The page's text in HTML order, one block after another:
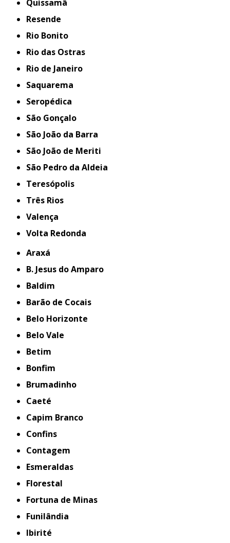
Quissamã
Resende
Rio Bonito
Rio das Ostras
Rio de Janeiro
Saquarema
Seropédica
São Gonçalo
São João da Barra
São João de Meriti
São Pedro da Aldeia
Teresópolis
Três Rios
Valença
Volta Redonda
Araxá
B. Jesus do Amparo
Baldim
Barão de Cocais
Belo Horizonte
Belo Vale
Betim
Bonfim
Brumadinho
Caeté
Capim Branco
Confins
Contagem
Esmeraldas
Florestal
Fortuna de Minas
Funilândia
Ibirité